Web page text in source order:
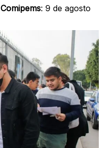
Comipems: 9 de agosto